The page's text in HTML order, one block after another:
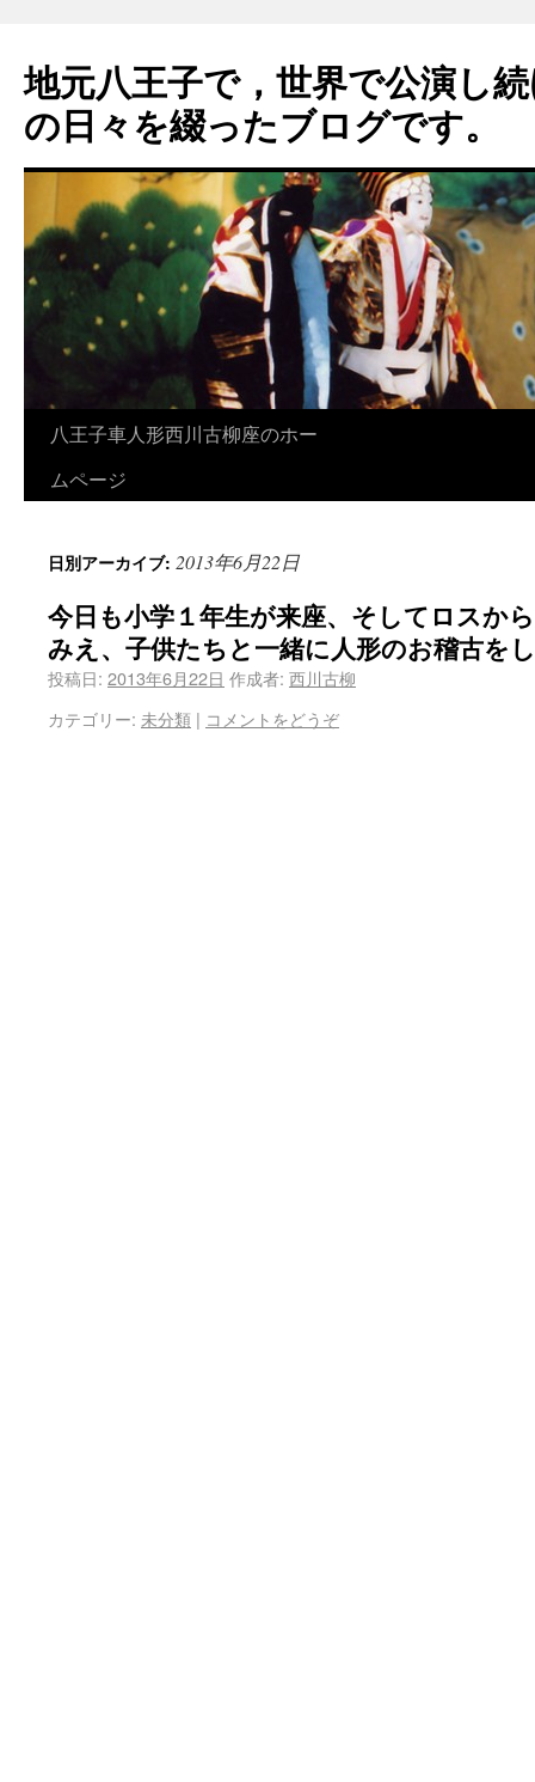
地元八王子で，世界で公演し
の日々を綴ったブログです。
八王子車人形西川古柳座のホー
ムページ
日別アーカイブ: 2013年6月22日
今日も小学１年生が来座、そしてロスか
みえ、子供たちと一緒に人形のお稽古を
投稿日: 2013年6月22日 作成者: 西川古柳
カテゴリー: 未分類 | コメントをどうぞ